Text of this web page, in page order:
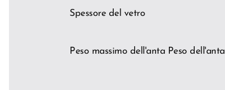
Spessore del vetro
Peso massimo dell'anta Peso dell'anta